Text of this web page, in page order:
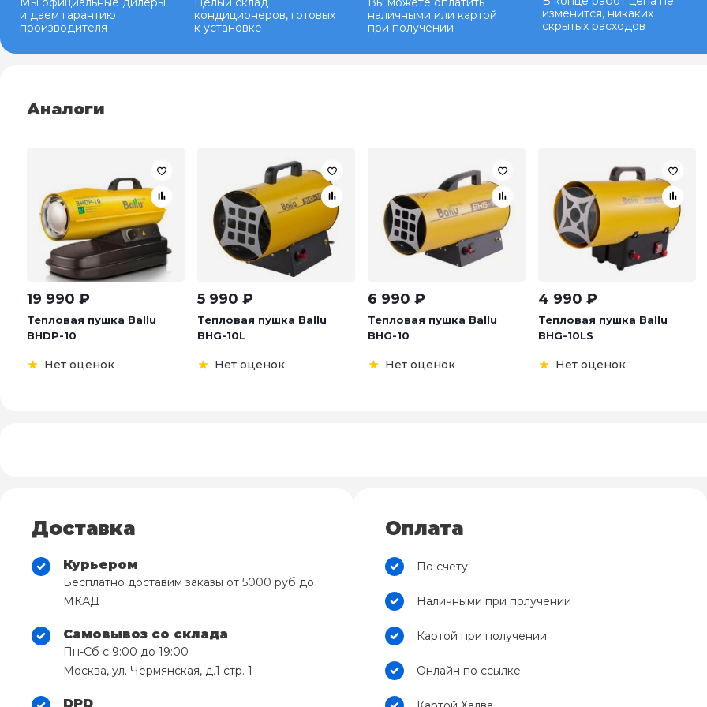
и даем гарантию
производителя
кондиционеров, готовых
к установке
наличными или картой
при получении
изменится, никаких
скрытых расходов
Аналоги
19 990 ₽
Тепловая пушка Ballu
BHDP-10
Нет оценок
5 990 ₽
Тепловая пушка Ballu
BHG-10L
Нет оценок
6 990 ₽
Тепловая пушка Ballu
BHG-10
Нет оценок
4 990 ₽
Тепловая пушка Ballu
BHG-10LS
Нет оценок
Доставка
Курьером
Бесплатно доставим заказы от 5000 руб до
МКАД
Самовывоз со склада
Пн-Сб с 9:00 до 19:00
Москва, ул. Чермянская, д.1 стр. 1
DPD
Оплата
По счету
Наличными при получении
Картой при получении
Онлайн по ссылке